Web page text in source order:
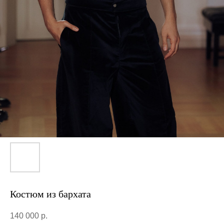
Костюм из бархата
140 000 р.